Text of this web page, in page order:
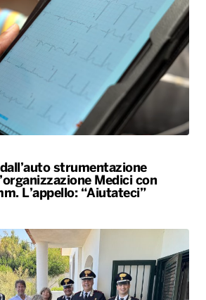
strumentazione
Medici con
L’appello: “Aiutateci”